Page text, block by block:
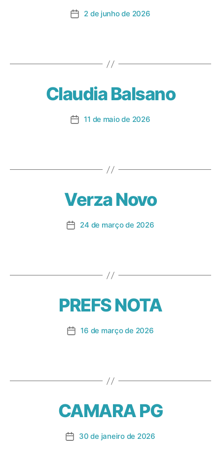
2 de junho de 2026
Claudia Balsano
11 de maio de 2026
Verza Novo
24 de março de 2026
PREFS NOTA
16 de março de 2026
CAMARA PG
30 de janeiro de 2026